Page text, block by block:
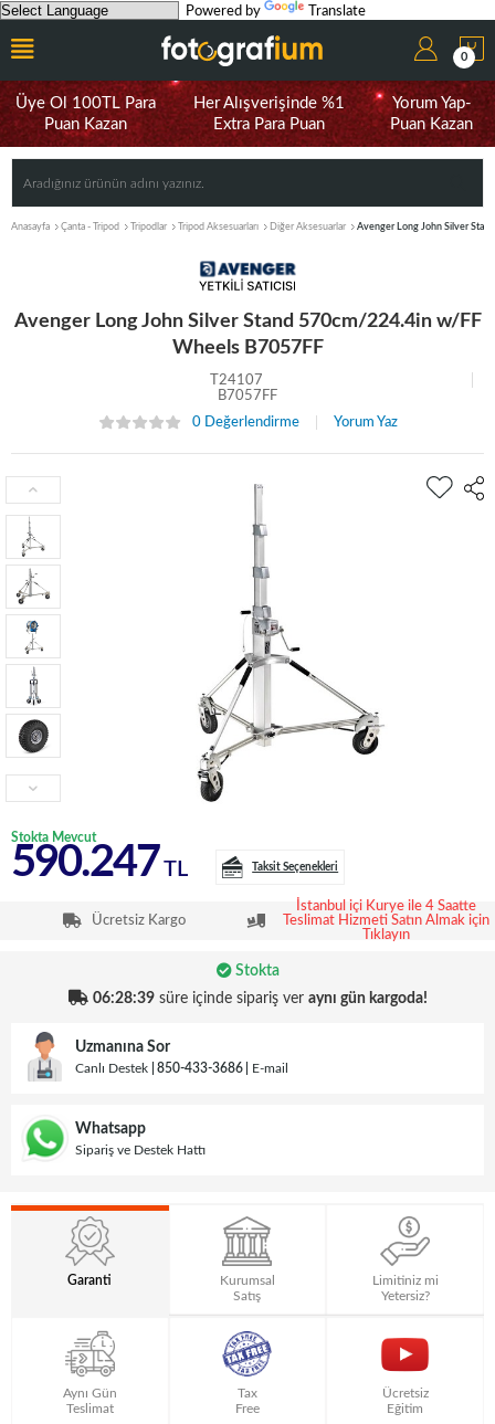
Powered by Translate
0
Üye Ol 100TL Para
Puan Kazan
Her Alışverişinde %1
Extra Para Puan
Yorum Yap-
Puan Kazan
Anasayfa Çanta - Tripod Tripodlar Tripod Aksesuarları Diğer Aksesuarlar Avenger Long John Silver
Avenger Long John Silver Stand 570cm/224.4in w/FF
Wheels B7057FF
T24107
B7057FF
0 Değerlendirme
Yorum Yaz
Stokta Mevcut
590.247 TL Taksit Seçenekleri
Ücretsiz Kargo
İstanbul içi Kurye ile 4 Saatte
Teslimat Hizmeti Satın Almak için
Tıklayın
Stokta
06:28:39süre içinde sipariş ver aynı gün kargoda!
Uzmanına Sor
Canlı Destek 850-433-3686 E-mail
Whatsapp
Sipariş ve Destek Hattı
Garanti
Kurumsal
Satış
Limitiniz mi
Yetersiz?
Aynı Gün
Teslimat
Tax
Free
Ücretsiz
Eğitim